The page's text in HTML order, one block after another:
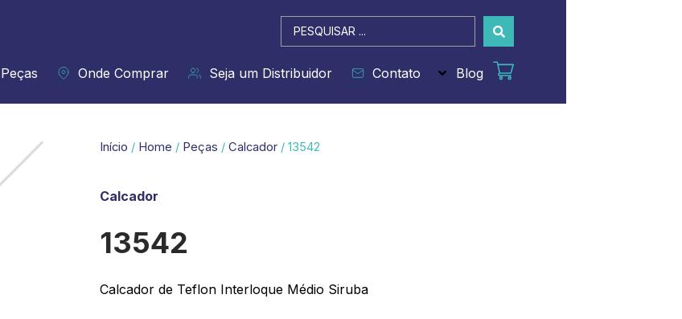
Pesquisar
...
Peças Onde Comprar Seja um Distribuidor Contato Blog
Início / Home / Peças / Calcador / 13542
Calcador
13542
Calcador de Teflon Interloque Médio Siruba